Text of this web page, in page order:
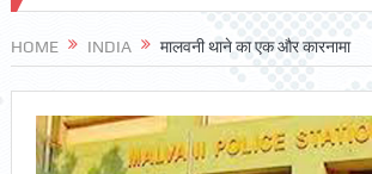
HOME INDIA मालवनी थाने का एक और कारनामा